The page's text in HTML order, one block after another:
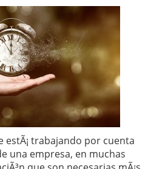
estÃ¡ trabajando por cuenta
una empresa, en muchas